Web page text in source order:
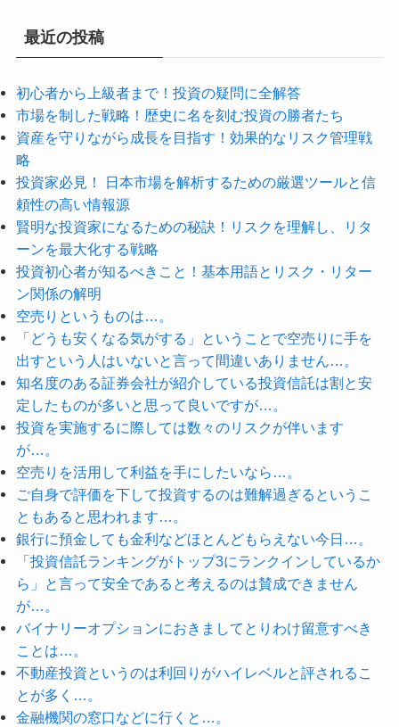
最近の投稿
初心者から上級者まで！投資の疑問に全解答
市場を制した戦略！歴史に名を刻む投資の勝者たち
資産を守りながら成長を目指す！効果的なリスク管理戦
略
投資家必見！ 日本市場を解析するための厳選ツールと信
頼性の高い情報源
賢明な投資家になるための秘訣！リスクを理解し、リタ
ーンを最大化する戦略
投資初心者が知るべきこと！基本用語とリスク・リター
ン関係の解明
空売りというものは…。
「どうも安くなる気がする」ということで空売りに手を
出すという人はいないと言って間違いありません…。
知名度のある証券会社が紹介している投資信託は割と安
定したものが多いと思って良いですが…。
投資を実施するに際しては数々のリスクが伴います
が…。
空売りを活用して利益を手にしたいなら…。
ご自身で評価を下して投資するのは難解過ぎるというこ
ともあると思われます…。
銀行に預金しても金利などほとんどもらえない今日…。
「投資信託ランキングがトップ3にランクインしているか
ら」と言って安全であると考えるのは賛成できません
が…。
バイナリーオプションにおきましてとりわけ留意すべき
ことは…。
不動産投資というのは利回りがハイレベルと評されるこ
とが多く…。
金融機関の窓口などに行くと…。